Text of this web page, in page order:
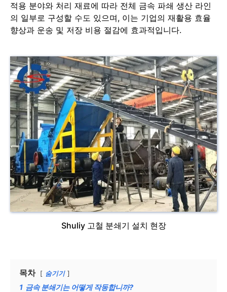
적용 분야와 처리 재료에 따라 전체 금속 파쇄 생산 라인
의 일부로 구성할 수도 있으며, 이는 기업의 재활용 효율
향상과 운송 및 저장 비용 절감에 효과적입니다.
Shuliy 고철 분쇄기 설치 현장
목차 숨기기
1 금속 분쇄기는 어떻게 작동합니까?